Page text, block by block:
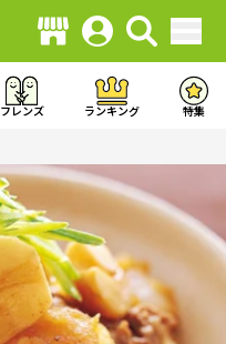
フレンズ ランキング 特集